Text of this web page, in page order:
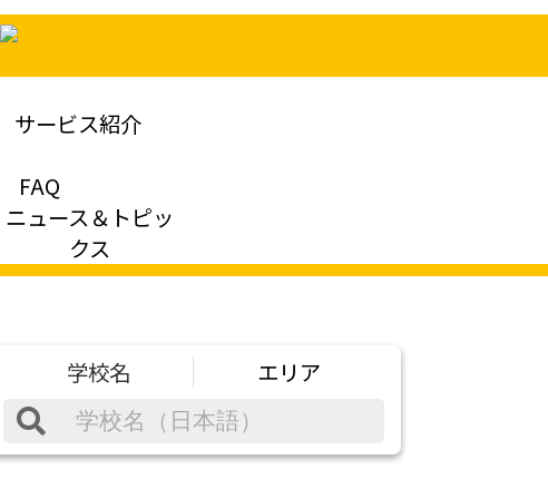
サービス紹介
FAQ
ニュース＆トピッ
クス
学校名 エリア